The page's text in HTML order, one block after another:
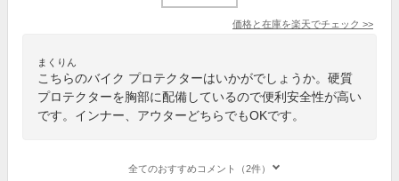
価格と在庫を楽天でチェック >>
まくりん
こちらのバイク プロテクターはいかがでしょうか。硬質
プロテクターを胸部に配備しているので便利安全性が高い
です。インナー、アウターどちらでもOKです。
全てのおすすめコメント（2件）